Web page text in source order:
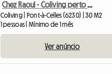
Chez Raoul - Coliving perto de Nivelles - Seneffe - Feluy
Coliving | Pont-à-Celles (6230) | 30 M2
1 pessoas | Mínimo de 1 mês
Ver anúncio